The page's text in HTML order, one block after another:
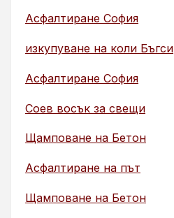
Асфалтиране София
изкупуване на коли Бъгси
Асфалтиране София
Соев восък за свещи
Щамповане на Бетон
Асфалтиране на път
Щамповане на Бетон